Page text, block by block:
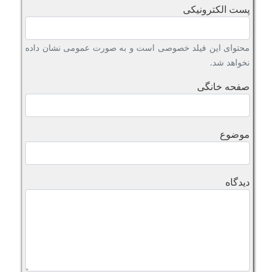
پست الکترونیکی
محتوای این فیلد خصوصی است و به صورت عمومی نشان داده
نخواهد شد.
صفحه خانگی
موضوع
دیدگاه